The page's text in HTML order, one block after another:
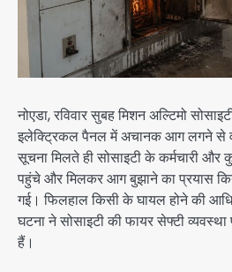
नोएडा, रविवार सुबह मिशन अल्टिमो
इलेक्ट्रिकल पैनल में अचानक आग लगने से
सूचना मिलते ही सोसाइटी के कर्मचारी और
पहुंचे और मिलकर आग बुझाने का प्रयास
गई। फिलहाल किसी के घायल होने की
घटना ने सोसाइटी की फायर सेफ्टी
हैं।